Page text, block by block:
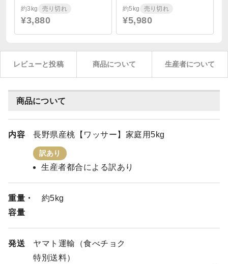
約3kg 売り切れ
¥3,880
約5kg 売り切れ
¥5,980
レビューと投稿 商品について 生産者について
商品について
内容 長野県産桃【ワッサー】家庭用5kg
訳あり
生産者都合による訳あり
重量・
容量
約5kg
発送
ヤマト運輸（食べチョク
特別送料）